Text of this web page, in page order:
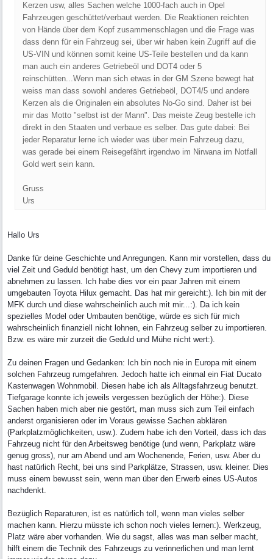
Kerzen usw, alles Sachen welche 1000-fach auch in Opel
Fahrzeugen geschüttet/verbaut werden. Die Reaktionen reichten
von Hände über dem Kopf zusammenschlagen und die Frage was
dass denn für ein Fahrzeug sei, über wir haben kein Zugriff auf die
US-VIN und können somit keine US-Teile bestellen und da kann
man auch ein anderes Getriebeöl und DOT4 oder 5
reinschütten...Wenn man sich etwas in der GM Szene bewegt hat
weiss man dass sowohl anderes Getriebeöl, DOT4/5 und andere
Kerzen als die Originalen ein absolutes No-Go sind. Daher ist bei
mir das Motto "selbst ist der Mann". Das meiste Zeug bestelle ich
direkt in den Staaten und verbaue es selber. Das gute dabei: Bei
jeder Reparatur lerne ich wieder was über mein Fahrzeug dazu,
was gerade bei einem Reisegefährt irgendwo im Nirwana im Notfall
Gold wert sein kann.
Gruss
Urs
Hallo Urs
Danke für deine Geschichte und Anregungen. Kann mir vorstellen, dass du
viel Zeit und Geduld benötigt hast, um den Chevy zum importieren und
abnehmen zu lassen. Ich habe dies vor ein paar Jahren mit einem
umgebauten Toyota Hilux gemacht. Das hat mir gereicht:). Ich bin mit der
MFK durch und diese wahrscheinlich auch mit mir...:). Da ich kein
spezielles Model oder Umbauten benötige, würde es sich für mich
wahrscheinlich finanziell nicht lohnen, ein Fahrzeug selber zu importieren.
Bzw. es wäre mir zurzeit die Geduld und Mühe nicht wert:).
Zu deinen Fragen und Gedanken: Ich bin noch nie in Europa mit einem
solchen Fahrzeug rumgefahren. Jedoch hatte ich einmal ein Fiat Ducato
Kastenwagen Wohnmobil. Diesen habe ich als Alltagsfahrzeug benutzt.
Tiefgarage konnte ich jeweils vergessen bezüglich der Höhe:). Diese
Sachen haben mich aber nie gestört, man muss sich zum Teil einfach
anderst organisieren oder im Voraus gewisse Sachen abklären
(Parkplatzmöglichkeiten, usw.). Zudem habe ich den Vorteil, dass ich das
Fahrzeug nicht für den Arbeitsweg benötige (und wenn, Parkplatz wäre
genug gross), nur am Abend und am Wochenende, Ferien, usw. Aber du
hast natürlich Recht, bei uns sind Parkplätze, Strassen, usw. kleiner. Dies
muss einem bewusst sein, wenn man über den Erwerb eines US-Autos
nachdenkt.
Bezüglich Reparaturen, ist es natürlich toll, wenn man vieles selber
machen kann. Hierzu müsste ich schon noch vieles lernen:). Werkzeug,
Platz wäre aber vorhanden. Wie du sagst, alles was man selber macht,
hilft einem die Technik des Fahrzeugs zu verinnerlichen und man lernt